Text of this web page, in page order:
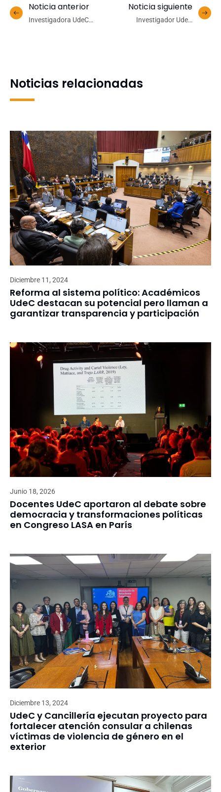
Noticia anterior
Investigadora UdeC
Noticia siguiente
Investigador UdeC
Noticias relacionadas
Diciembre 11, 2024
Reforma al sistema político: Académicos
UdeC destacan su potencial pero llaman a
garantizar transparencia y participación
Junio 18, 2026
Docentes UdeC aportaron al debate sobre
democracia y transformaciones políticas
en Congreso LASA en París
Diciembre 13, 2024
UdeC y Cancillería ejecutan proyecto para
fortalecer atención consular a chilenas
víctimas de violencia de género en el
exterior